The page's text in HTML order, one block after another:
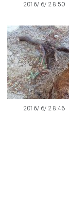
2016/ 6/ 2 8:50
2016/ 6/ 2 8:46